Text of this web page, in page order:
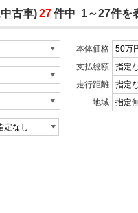
古車)27件中 1～27件を
本体価格
支払総額
走行距離
地域